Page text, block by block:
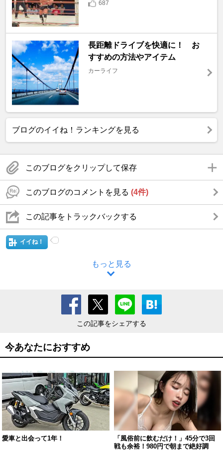
687
長距離ドライブを快適に！ お
すすめの方法やアイテム
カーライフ
ブログのイイね！ランキングを見る
このブログをクリップして保存
このブログのコメントを見る (4件)
この記事をトラックバックする
イイね！
もっと見る
この記事をシェアする
今あなたにおすすめ
愛車と出会って1年！
「風俗前に飲むだけ！」45分で3回
戦も余裕！980円で朝まで絶好調